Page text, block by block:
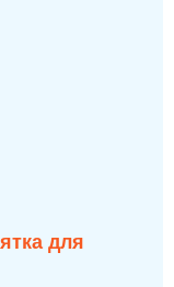
для